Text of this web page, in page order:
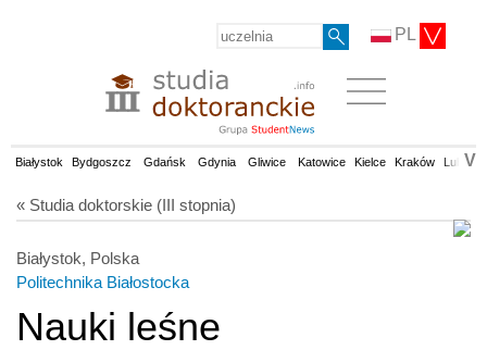
PL
Białystok Bydgoszcz Gdańsk Gdynia Gliwice Katowice Kielce Kraków Lublin
V
« Studia doktorskie (III stopnia)
Białystok, Polska
Politechnika Białostocka
Nauki leśne